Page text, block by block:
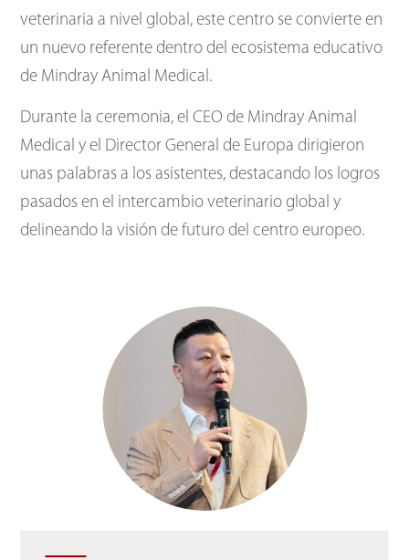
veterinaria a nivel global, este centro se convierte en
un nuevo referente dentro del ecosistema educativo
de Mindray Animal Medical.
Durante la ceremonia, el CEO de Mindray Animal
Medical y el Director General de Europa dirigieron
unas palabras a los asistentes, destacando los logros
pasados en el intercambio veterinario global y
delineando la visión de futuro del centro europeo.